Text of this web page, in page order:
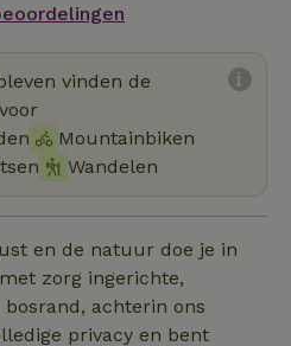
vinden de
Mountainbiken
Wandelen
en de natuur doe je in
zorg ingerichte,
achterin ons
privacy en bent